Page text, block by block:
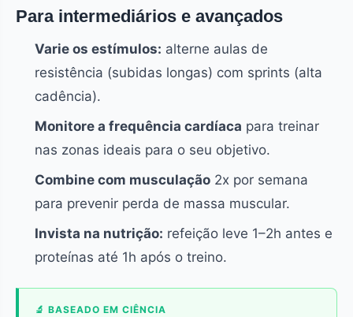
Para intermediários e avançados
Varie os estímulos: alterne aulas de
resistência (subidas longas) com sprints (alta
cadência).
Monitore a frequência cardíaca para treinar
nas zonas ideais para o seu objetivo.
Combine com musculação 2x por semana
para prevenir perda de massa muscular.
Invista na nutrição: refeição leve 1–2h antes e
proteínas até 1h após o treino.
🔬 BASEADO EM CIÊNCIA